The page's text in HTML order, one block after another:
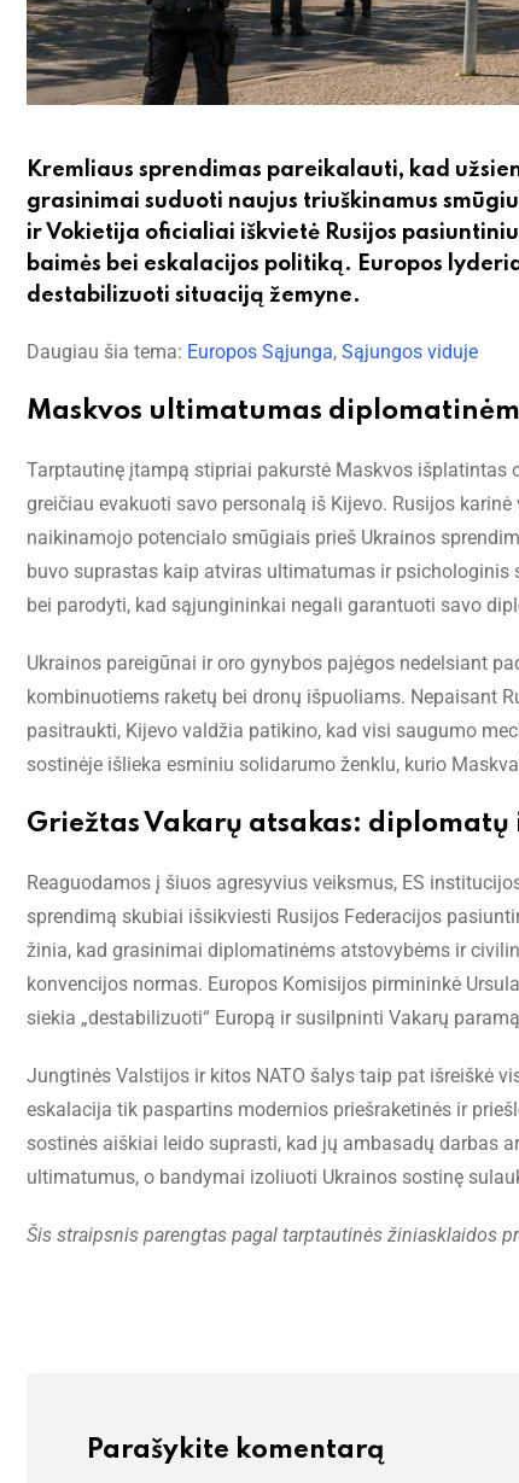
Kremliaus sprendimas pareikalauti, kad
grasinimai suduoti naujus triuškinamus
ir Vokietija oficialiai iškvietė Rusijos
baimės bei eskalacijos politiką. Europos
destabilizuoti situaciją žemyne.
Daugiau šia tema: Europos Sąjunga, Sąjungos viduje
Maskvos ultimatumas
Tarptautinę įtampą stipriai pakurstė Maskvos
greičiau evakuoti savo personalą iš Kijevo. Rusijos
naikinamojo potencialo smūgiais prieš Ukrainos
buvo suprastas kaip atviras ultimatumas ir
bei parodyti, kad sąjungininkai negali garantuoti savo
Ukrainos pareigūnai ir oro gynybos pajėgos nedelsiant
kombinuotiems raketų bei dronų išpuoliams. Nepaisant
pasitraukti, Kijevo valdžia patikino, kad visi saugumo
sostinėje išlieka esminiu solidarumo ženklu, kurio
Griežtas Vakarų atsakas: diplomatų
Reaguodamos į šiuos agresyvius veiksmus, ES
sprendimą skubiai išsikviesti Rusijos Federacijos
žinia, kad grasinimai diplomatinėms atstovybėms ir
konvencijos normas. Europos Komisijos pirmininkė
siekia „destabilizuoti“ Europą ir susilpninti Vakarų
Jungtinės Valstijos ir kitos NATO šalys taip pat išreiškė
eskalacija tik paspartins modernios priešraketinės ir
sostinės aiškiai leido suprasti, kad jų ambasadų darbas
ultimatumus, o bandymai izoliuoti Ukrainos sostinę
Šis straipsnis parengtas pagal tarptautinės žiniasklaidos
Parašykite komentarą